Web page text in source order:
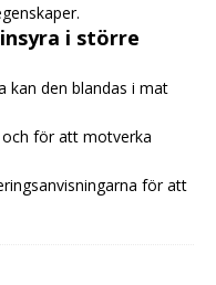
i större
kan den blandas i mat
för att motverka
för att